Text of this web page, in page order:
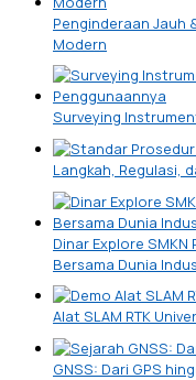
Penginderaan Jauh
Modern
Surveying
Langkah, Regulasi,
Dinar Explore
Bersama Dunia
Alat SLAM RTK
GNSS: Dari GPS